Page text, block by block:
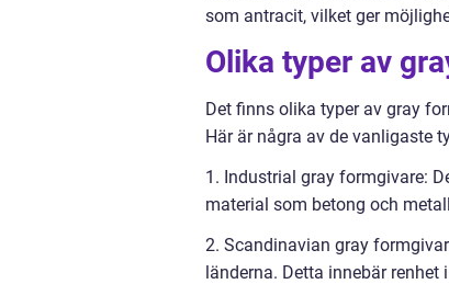
som antracit, vilket ger
Olika typer av
Det finns olika typer av gray
Här är några av de vanligaste
1. Industrial gray formgivare:
material som betong och
2. Scandinavian gray
länderna. Detta innebär